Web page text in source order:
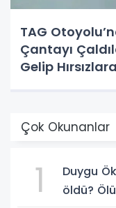
TAG
Çantayı
Gelip
Çok Okunanlar
1
Duygu
öldü?